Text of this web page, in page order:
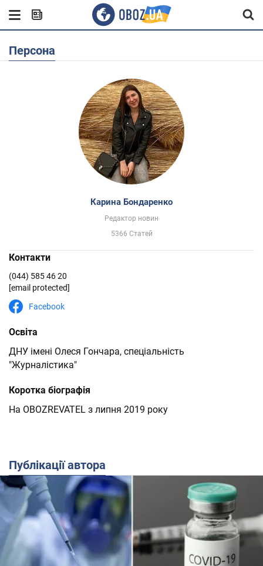
Персона
Карина Бондаренко
Редактор новин
5366 Статей
Контакти
(044) 585 46 20
[email protected]
Facebook
Освіта
ДНУ імені Олеся Гончара, спеціальність
"Журналістика"
Коротка біографія
На OBOZREVATEL з липня 2019 року
Публікації автора